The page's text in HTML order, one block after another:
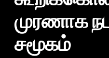
முரணாக
சமூகம்